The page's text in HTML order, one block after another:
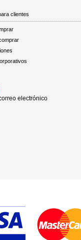
clientes
electrónico